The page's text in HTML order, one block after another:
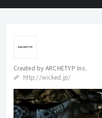
Created by ARCHETYP Inc.
http://wicked.jp/